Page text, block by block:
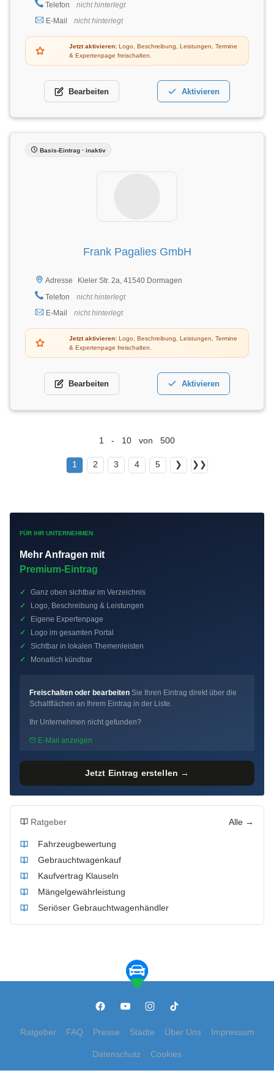
Telefon
nicht hinterlegt
E-Mail
nicht hinterlegt
Jetzt aktivieren: Logo, Beschreibung, Leistungen, Termine
& Expertenpage freischalten.
Bearbeiten Aktivieren
Basis-Eintrag · inaktiv
Frank Pagalies GmbH
Adresse
Kieler Str. 2a, 41540 Dormagen
Telefon
nicht hinterlegt
E-Mail
nicht hinterlegt
Jetzt aktivieren: Logo, Beschreibung, Leistungen, Termine
& Expertenpage freischalten.
Bearbeiten Aktivieren
1 - 10 von 500
1 2 3 4 5 ❯ ❯❯
FÜR IHR UNTERNEHMEN
Mehr Anfragen mit
Premium-Eintrag
✓
Ganz oben sichtbar im Verzeichnis
✓
Logo, Beschreibung & Leistungen
✓
Eigene Expertenpage
✓
Logo im gesamten Portal
✓
Sichtbar in lokalen Themenleisten
✓
Monatlich kündbar
Freischalten oder bearbeiten Sie Ihren Eintrag direkt über die
Schaltflächen an Ihrem Eintrag in der Liste.
Ihr Unternehmen nicht gefunden?
E-Mail anzeigen
Jetzt Eintrag erstellen →
Ratgeber Alle →
Fahrzeugbewertung
Gebrauchtwagenkauf
Kaufvertrag Klauseln
Mängelgewährleistung
Seriöser Gebrauchtwagenhändler
Ratgeber FAQ Presse Städte Über Uns Impressum
Datenschutz Cookies